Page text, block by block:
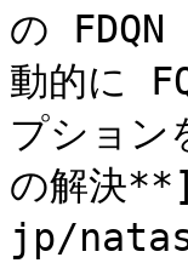
の
動的に
プショ
の解決
jp/